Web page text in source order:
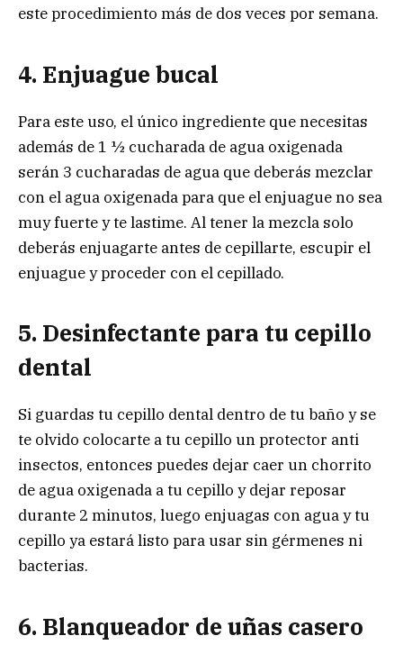
este procedimiento más de dos veces por semana.
4. Enjuague bucal
Para este uso, el único ingrediente que necesitas
además de 1 ½ cucharada de agua oxigenada
serán 3 cucharadas de agua que deberás mezclar
con el agua oxigenada para que el enjuague no sea
muy fuerte y te lastime. Al tener la mezcla solo
deberás enjuagarte antes de cepillarte, escupir el
enjuague y proceder con el cepillado.
5. Desinfectante para tu cepillo
dental
Si guardas tu cepillo dental dentro de tu baño y se
te olvido colocarte a tu cepillo un protector anti
insectos, entonces puedes dejar caer un chorrito
de agua oxigenada a tu cepillo y dejar reposar
durante 2 minutos, luego enjuagas con agua y tu
cepillo ya estará listo para usar sin gérmenes ni
bacterias.
6. Blanqueador de uñas casero